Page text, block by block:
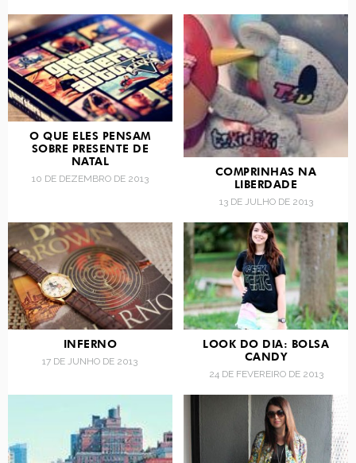
O QUE ELES PENSAM
SOBRE PRESENTE DE
NATAL
10 DE DEZEMBRO DE 2013
COMPRINHAS NA
LIBERDADE
13 DE JULHO DE 2013
INFERNO
17 DE JUNHO DE 2013
LOOK DO DIA: BOLSA
CANDY
24 DE FEVEREIRO DE 2013